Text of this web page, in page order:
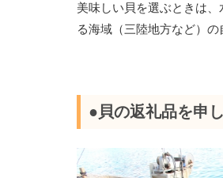
美味しい貝を選ぶときは
る海域（三陸地方など）
●貝の返礼品を申